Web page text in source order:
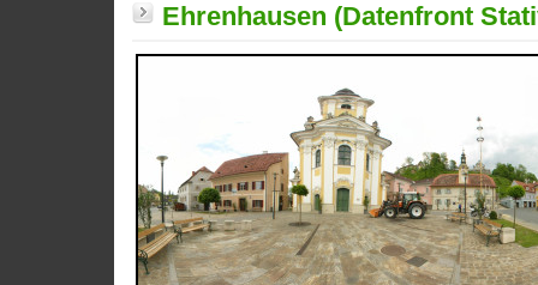
Ehrenhausen (Datenfront